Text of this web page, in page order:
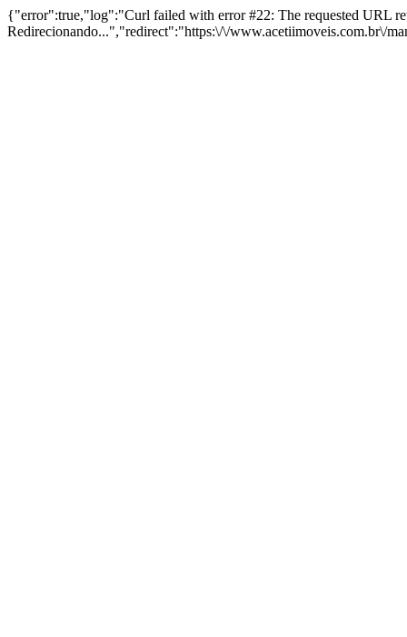
{"error":true,"log":"Curl failed with error #22: The requested URL
Redirecionando...","redirect":"https:\/\/www.acetiimoveis.com.br\/